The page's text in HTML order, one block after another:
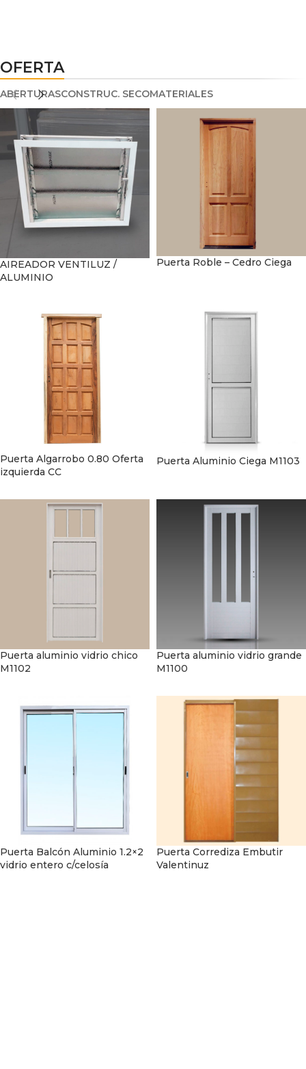
OFERTA
ABERTURASCONSTRUC. SECOMATERIALES
AIREADOR VENTILUZ /
ALUMINIO
Puerta Roble – Cedro Ciega
Puerta Algarrobo 0.80 Oferta
izquierda CC
Puerta Aluminio Ciega M1103
Puerta aluminio vidrio chico
M1102
Puerta aluminio vidrio grande
M1100
Puerta Balcón Aluminio 1.2×2
vidrio entero c/celosía
Puerta Corrediza Embutir
Valentinuz